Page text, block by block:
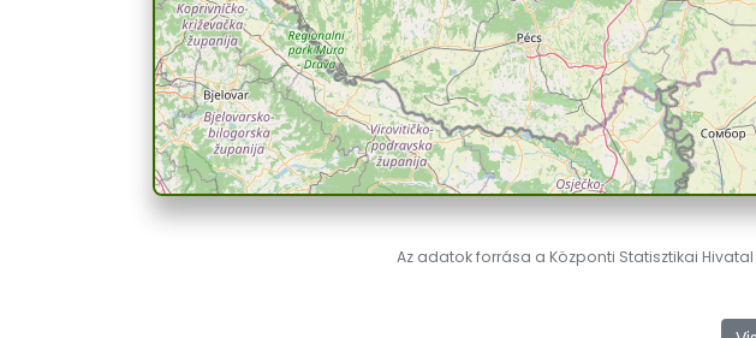
Az adatok forrása a Központi Statisztikai